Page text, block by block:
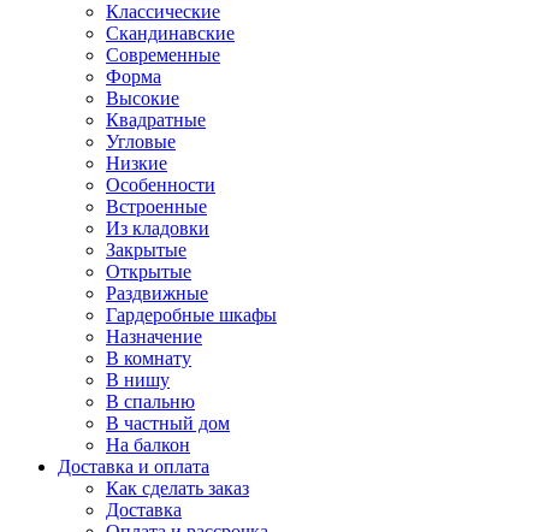
Классические
Скандинавские
Современные
Форма
Высокие
Квадратные
Угловые
Низкие
Особенности
Встроенные
Из кладовки
Закрытые
Открытые
Раздвижные
Гардеробные шкафы
Назначение
В комнату
В нишу
В спальню
В частный дом
На балкон
Доставка и оплата
Как сделать заказ
Доставка